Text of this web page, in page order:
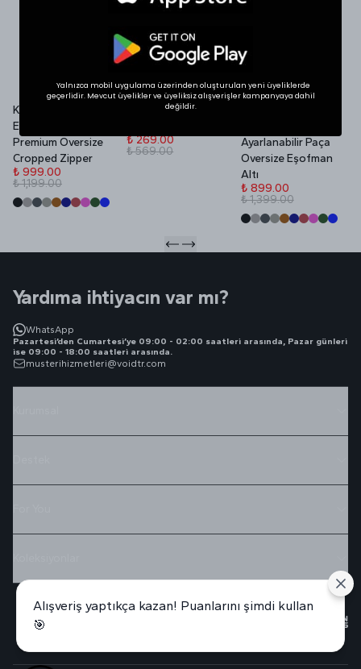
İlgini Çekebilir
Kadın Yazlık VOID
Edition Nakışlı
Premium Oversize
Cropped Zipper
₺ 999.00
₺ 1,199.00
VOID Redefined
₺ 269.00
₺ 569.00
Ayarlanabilir Paça
Oversize Eşofman
Altı
₺ 899.00
₺ 1,399.00
Yardıma ihtiyacın var mı?
WhatsApp
Pazartesi’den Cumartesi’ye 09:00 - 02:00 saatleri arasında, Pazar günleri
ise 09:00 - 18:00 saatleri arasında.
musterihizmetleri@voidtr.com
Alışveriş yaptıkça kazan! Puanlarını şimdi kullan
🎯
Yalnızca mobil uygulama üzerinden oluşturulan yeni üyeliklerde
geçerlidir. Mevcut üyelikler ve üyeliksiz alışverişler kampanyaya dahil
değildir.